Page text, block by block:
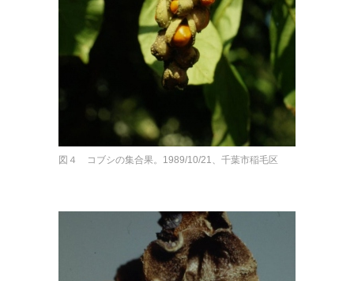
図４ コブシの集合果。1989/10/21、千葉市稲毛区